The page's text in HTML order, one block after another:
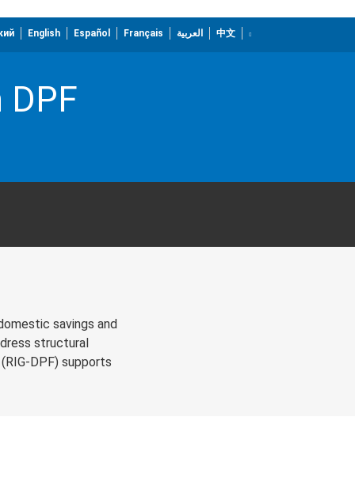
English Español Français العربية 中文
savings and
structural
DPF) supports